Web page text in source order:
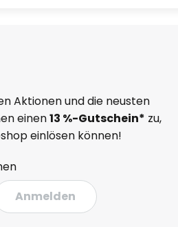
Aktionen und die neusten
einen13 %-Gutschein* zu,
einlösen können!
Anmelden